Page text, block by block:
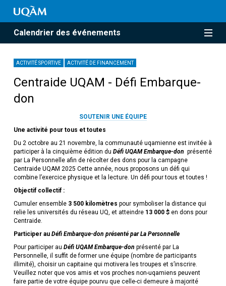
Calendrier des événements
ACTIVITÉ SPORTIVE ACTIVITÉ DE FINANCEMENT
Centraide UQAM - Défi Embarque-
don
SOUTENIR UNE ÉQUIPE
Une activité pour tous et toutes
Du 2 octobre au 21 novembre, la communauté uqamienne est invitée à
participer à la cinquième édition du Défi UQAM Embarque-don présenté
par La Personnelle afin de récolter des dons pour la campagne
Centraide UQAM 2025 Cette année, nous proposons un défi qui
combine l’exercice physique et la lecture. Un défi pour tous et toutes !
Objectif collectif :
Cumuler ensemble 3 500 kilomètres pour symboliser la distance qui
relie les universités du réseau UQ, et atteindre 13 000 $en dons pour
Centraide.
Participer au Défi Embarque-don présenté par La Personnelle
Pour participer au Défi UQAM Embarque-don présenté par La
Personnelle, il suffit de former une équipe (nombre de participants
illimité), choisir un capitaine qui motivera les troupes et s’inscrire.
Veuillez noter que vos amis et vos proches non-uqamiens peuvent
faire partie de votre équipe pourvu que celle-ci demeure à majorité